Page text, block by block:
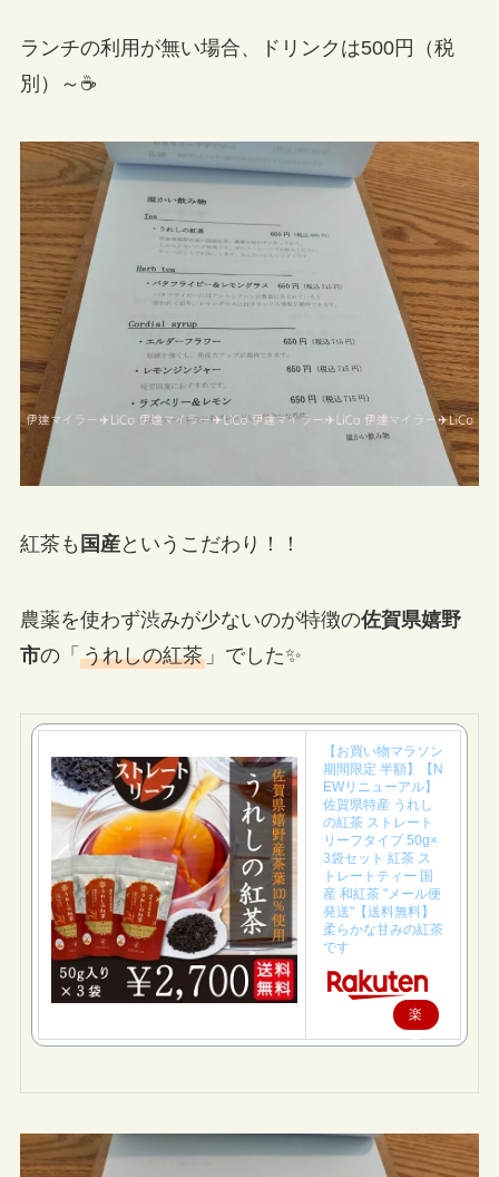
ランチの利用が無い場合、ドリンクは500円（税
別）～☕
紅茶も 国産というこだわり！！
農薬を使わず渋みが少ないのが特徴の佐賀県嬉野
市の「 うれしの紅茶」でした✨
【お買い物マラソン
期間限定 半額】【N
EWリニューアル】
佐賀県特産 うれし
の紅茶 ストレート
リーフタイプ 50g×
3袋セット 紅茶 ス
トレートティー 国
産 和紅茶 "メール便
発送"【送料無料】
柔らかな甘みの紅茶
です
楽
天
入